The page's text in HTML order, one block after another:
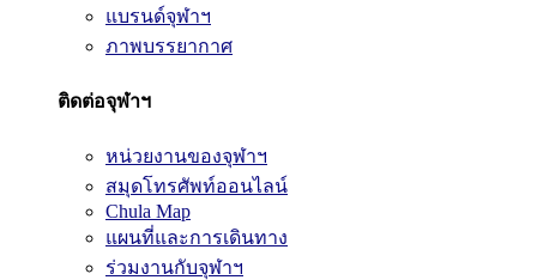
แบรนด์จุฬาฯ
ภาพบรรยากาศ
ติดต่อจุฬาฯ
หน่วยงานของจุฬาฯ
สมุดโทรศัพท์ออนไลน์
Chula Map
แผนที่และการเดินทาง
ร่วมงานกับจุฬาฯ